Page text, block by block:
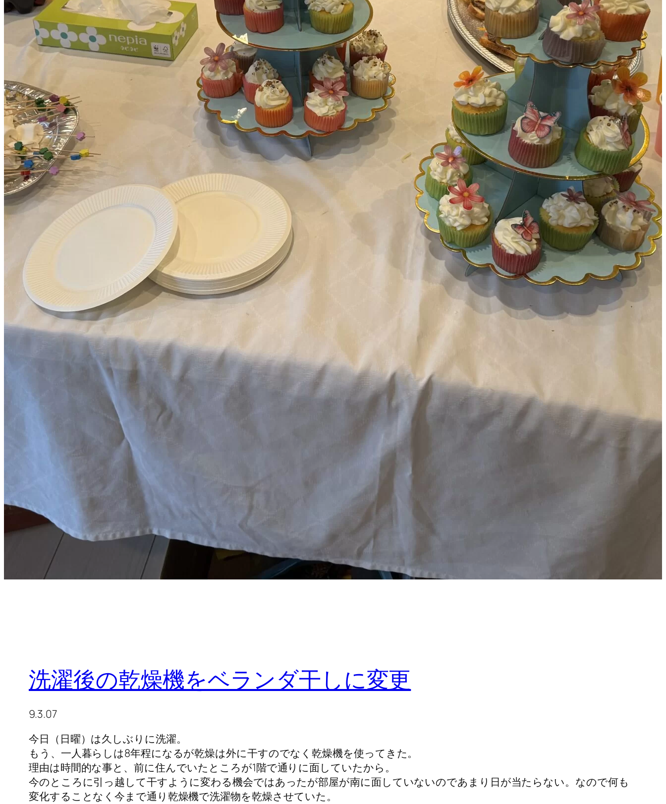
洗濯後の乾燥機をベランダ干しに変更
9.3.07
今日（日曜）は久しぶりに洗濯。
もう、一人暮らしは8年程になるが乾燥は外に干すのでなく乾燥機を使ってきた。
理由は時間的な事と、前に住んでいたところが1階で通りに面していたから。
今のところに引っ越して干すように変わる機会ではあったが部屋が南に面していないのであまり日が当たらない。なので何も
変化することなく今まで通り乾燥機で洗濯物を乾燥させていた。